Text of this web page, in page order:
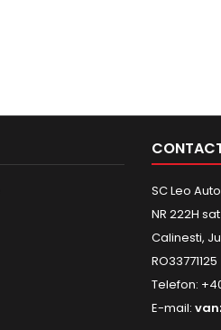
SC Leo
NR 222H
Calinesti,
Telefon:
E-mail: